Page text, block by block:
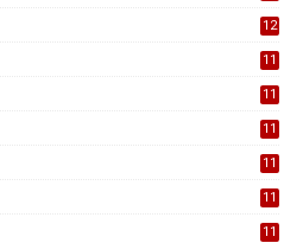
12
11
11
11
11
11
11